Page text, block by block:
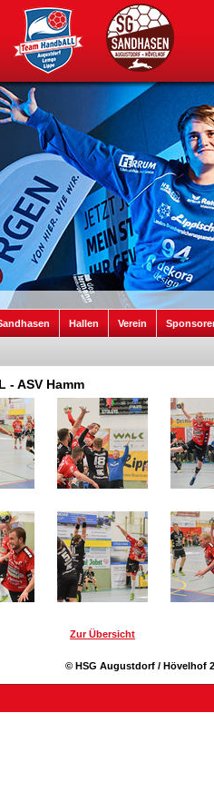
Hallen Verein
- ASV Hamm
Zur Übersicht
© HSG Augustdorf / Hövelhof